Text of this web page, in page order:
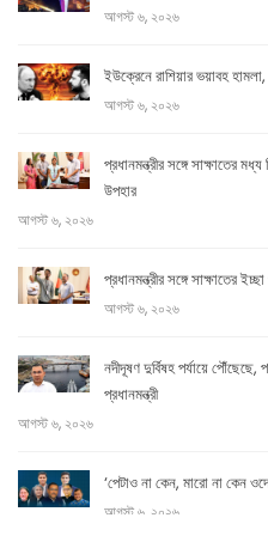
আগস্ট ৬, ২০২৬
ইউক্রেনে রাশিয়ার ভয়াবহ
আগস্ট ৬, ২০২৬
প্রধানমন্ত্রীর সঙ্গে সাক্ষাতের
উপহার
আগস্ট ৬, ২০২৬
প্রধানমন্ত্রীর সঙ্গে সাক্ষাতের
আগস্ট ৬, ২০২৬
নদীদূষণ দুর্বিষহ পর্যায়ে
প্রধানমন্ত্রী
আগস্ট ৬, ২০২৬
‘পেটাও না কেন, মারো না কেন
আগস্ট ৬, ২০২৬